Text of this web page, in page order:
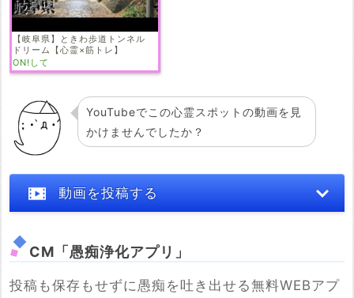
【岐阜県】ときわ歩道トンネル
ドリーム【心霊×筋トレ】
ON!して
YouTubeでこの心霊スポットの動画を見
かけませんでしたか？
動画を投稿する
CM「愚痴浄化アプリ」
投稿も保存もせずに愚痴を吐き出せる無料WEBアプ